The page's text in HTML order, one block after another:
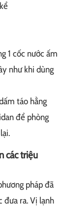
1 cốc nước ấm
như khi dùng
táo hằng
để phòng
các triệu
pháp đã
đưa ra. Vị lạnh